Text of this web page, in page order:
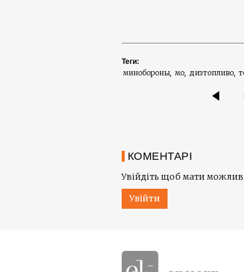
Теги:
минобороны мо дизтопливо
КОМЕНТАРІ
Увійдіть щоб мати
Увійти